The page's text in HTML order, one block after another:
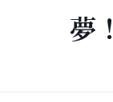
夢！